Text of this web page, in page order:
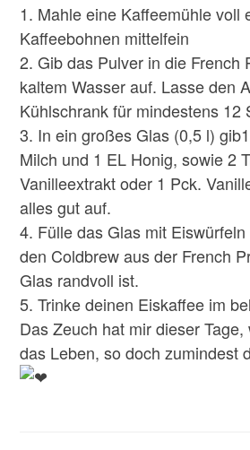
1. Mahle eine Kaffeemühle voll
Kaffeebohnen mittelfein
2. Gib das Pulver in die French
kaltem Wasser auf. Lasse den
Kühlschrank für mindestens 12
3. In ein großes Glas (0,5 l)
Milch und 1 EL Honig, sowie 2
Vanilleextrakt oder 1 Pck.
alles gut auf.
4. Fülle das Glas mit
den Coldbrew aus der French
Glas randvoll ist.
5. Trinke deinen Eiskaffee im
Das Zeuch hat mir dieser
das Leben, so doch zumindest